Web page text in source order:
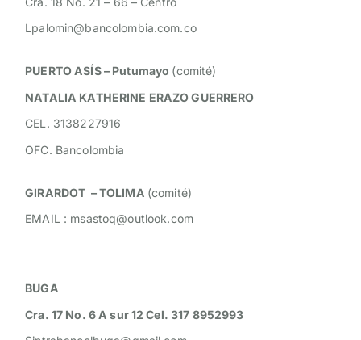
Lpalomin@bancolombia.com.co
PUERTO ASÍS – Putumayo (comité)
NATALIA KATHERINE ERAZO GUERRERO
CEL. 3138227916
OFC. Bancolombia
GIRARDOT – TOLIMA (comité)
EMAIL : msastoq@outlook.com
BUGA
Cra. 17 No. 6 A sur 12 Cel. 317 8952993